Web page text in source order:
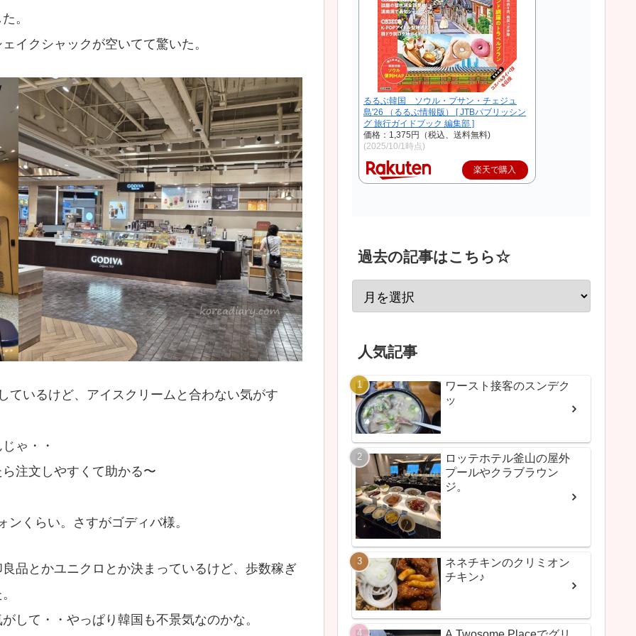
。
イクシャックが空いてて驚いた。
ているけど、アイスクリームと合わない気がす
ゃ・・
注文しやすくて助かる〜
くらい。さすがゴディバ様。
品とかユニクロとか決まっているけど、歩数稼ぎ
して・・やっぱり韓国も不景気なのかな。
るるぶ韓国 ソウル・プサン・チェジュ
島'26 （るるぶ情報版） [ JTBパブリッシン
グ 旅行ガイドブック 編集部 ]
価格：1,375円（税込、送料無料)
(2025/10/1時点)
楽天で購入
過去の記事はこちら☆
人気記事
ワースト接客のスンデク
ッ
ロッテホテル釜山の屋外
プールやクラブラウン
ジ。
ネネチキンのクリミオン
チキン♪